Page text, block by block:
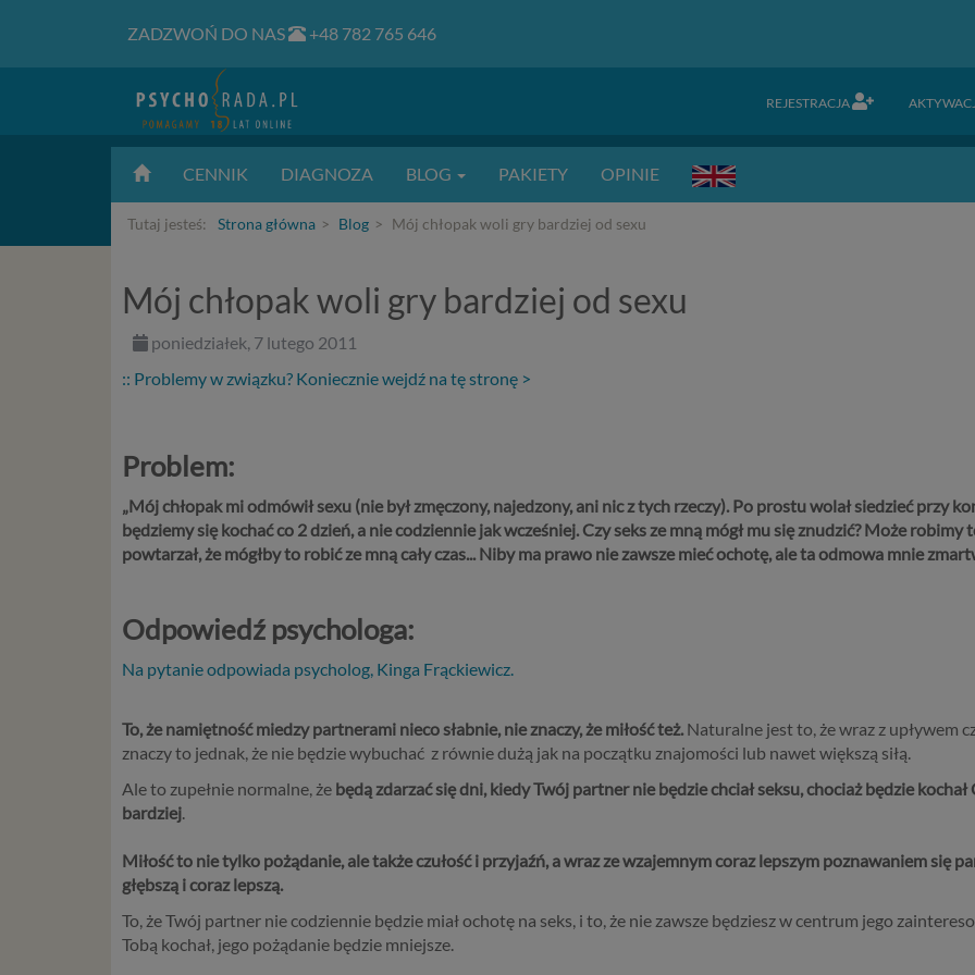
ZADZWOŃ DO NAS +48 782 765 646
REJESTRACJA
CENNIK DIAGNOZA BLOG PAKIETY OPINIE
Tutaj jesteś: Strona główna Blog Mój chłopak woli gry bardziej od sexu
Mój chłopak woli gry bardziej od sexu
poniedziałek, 7 lutego 2011
:: Problemy w związku? Koniecznie wejdź na tę stronę >
Problem:
„Mój chłopak mi odmówił sexu (nie był zmęczony, najedzony, ani nic z tych rzeczy). Po prostu wolał siedzieć przy
będziemy się kochać co 2 dzień, a nie codziennie jak wcześniej. Czy seks ze mną mógł mu się znudzić? Może robimy
powtarzał, że mógłby to robić ze mną cały czas... Niby ma prawo nie zawsze mieć ochotę, ale ta odmowa mnie
Odpowiedź psychologa:
Na pytanie odpowiada psycholog, Kinga Frąckiewicz.
To, że namiętność miedzy partnerami nieco słabnie, nie znaczy, że miłość też. Naturalne jest to, że wraz z upływem
znaczy to jednak, że nie będzie wybuchać z równie dużą jak na początku znajomości lub nawet większą siłą.
Ale to zupełnie normalne, że będą zdarzać się dni, kiedy Twój partner nie będzie chciał seksu, chociaż będzie
bardziej.
Miłość to nie tylko pożądanie, ale także czułość i przyjaźń, a wraz ze wzajemnym coraz lepszym poznawaniem się
głębszą i coraz lepszą.
To, że Twój partner nie codziennie będzie miał ochotę na seks, i to, że nie zawsze będziesz w centrum jego
Tobą kochał, jego pożądanie będzie mniejsze.